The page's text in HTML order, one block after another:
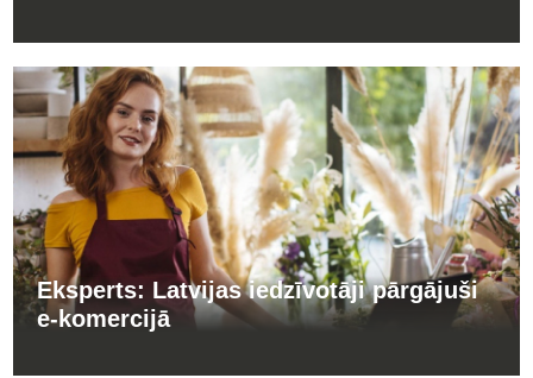
Eksperts: Latvijas iedzīvotāji pārgājuši
e-komercijā